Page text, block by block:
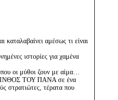
αμέσως τι είναι
ιστορίες για χαμένα
οι μύθοι ζουν με αίμα…
ΤΟΥ ΠΑΝΑ σε ένα
στρατιώτες, τέρατα που